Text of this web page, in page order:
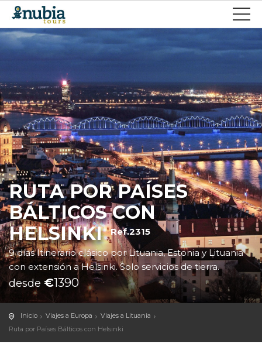
RUTA POR PAÍSES
BÁLTICOS CON
HELSINKI Ref.2315
9 días Itinerario clásico por Lituania, Estonia y Lituania
con extensión a Helsinki. Solo servicios de tierra.
desde €1390
Inicio Viajes a Europa
Viajes a Lituania
Ruta por Países Bálticos con Helsinki